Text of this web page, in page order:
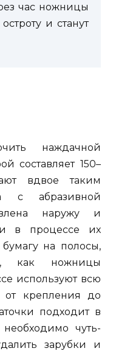
час ножницы
и станут
наждачной
составляет 150–
вдвое таким
с абразивной
наружу и
в процессе их
на полосы,
как ножницы
используют всю
крепления до
подходит в
необходимо чуть-
зарубки и